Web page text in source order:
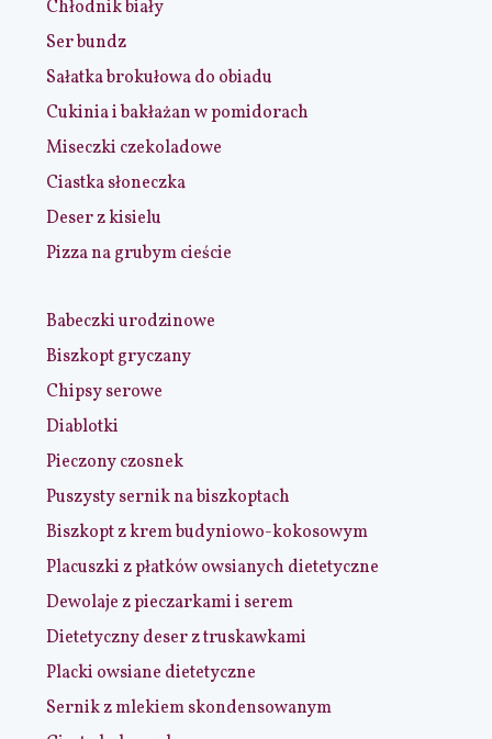
Chłodnik biały
Ser bundz
Sałatka brokułowa do obiadu
Cukinia i bakłażan w pomidorach
Miseczki czekoladowe
Ciastka słoneczka
Deser z kisielu
Pizza na grubym cieście
Babeczki urodzinowe
Biszkopt gryczany
Chipsy serowe
Diablotki
Pieczony czosnek
Puszysty sernik na biszkoptach
Biszkopt z krem budyniowo-kokosowym
Placuszki z płatków owsianych dietetyczne
Dewolaje z pieczarkami i serem
Dietetyczny deser z truskawkami
Placki owsiane dietetyczne
Sernik z mlekiem skondensowanym